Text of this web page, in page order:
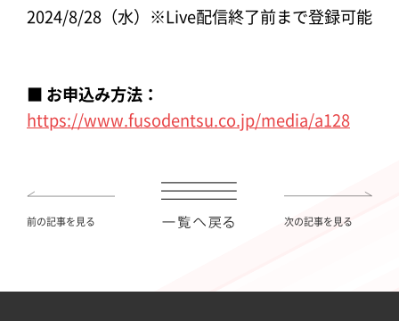
2024/8/28（水）※Live配信終了前まで登録可能
■ お申込み方法：
https://www.fusodentsu.co.jp/media/a128
前の記事を見る 次の記事を見る